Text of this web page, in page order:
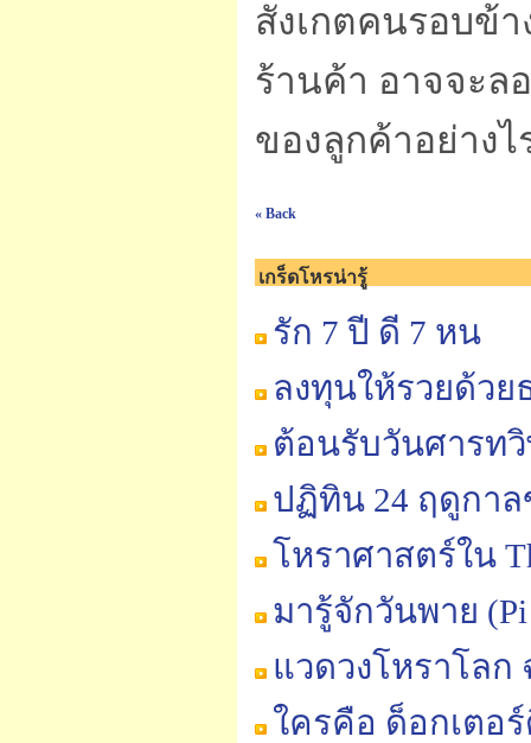
สังเกตคนรอบข้
ร้านค้า อาจจะล
ของลูกค้าอย่าง
« Back
เกร็ดโหรน่ารู้
รัก 7 ปี ดี 7 หน
ลงทุนให้รวยด้วย
ต้อนรับวันศารทวิ
ปฏิทิน 24 ฤดูกา
โหราศาสตร์ใน
มารู้จักวันพาย
แวดวงโหราโลก
ใครคือ ด็อกเตอร์